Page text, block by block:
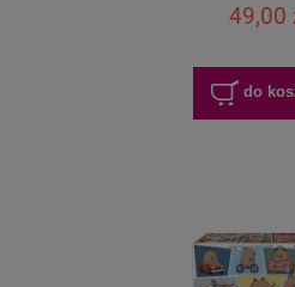
49,00
do